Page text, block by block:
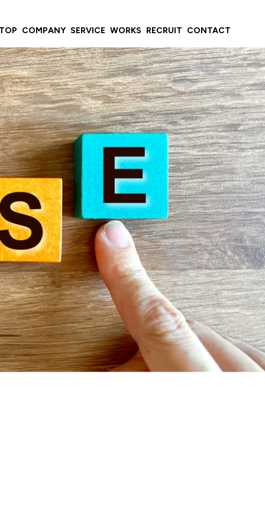
TOP COMPANY SERVICE WORKS RECRUIT CONTACT